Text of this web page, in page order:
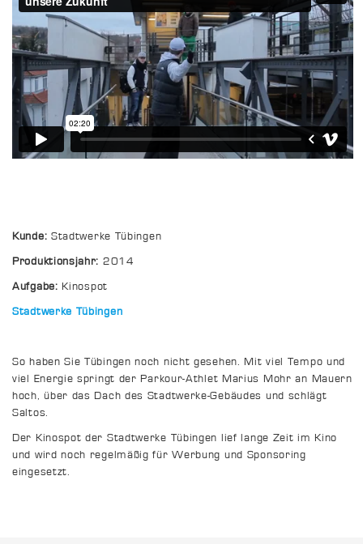
Kunde: Stadtwerke Tübingen
Produktionsjahr: 2014
Aufgabe: Kinospot
Stadtwerke Tübingen
So haben Sie Tübingen noch nicht gesehen. Mit viel Tempo und
viel Energie springt der Parkour-Athlet Marius Mohr an Mauern
hoch, über das Dach des Stadtwerke-Gebäudes und schlägt
Saltos.
Der Kinospot der Stadtwerke Tübingen lief lange Zeit im Kino
und wird noch regelmäßig für Werbung und Sponsoring
eingesetzt.